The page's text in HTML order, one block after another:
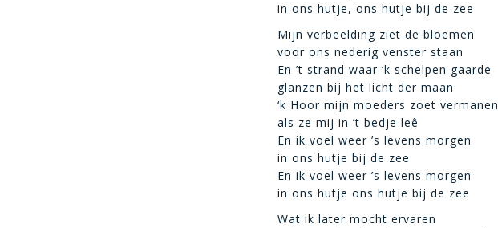
in ons hutje, ons hutje bij de zee
Mijn verbeelding ziet de bloemen
voor ons nederig venster staan
En ’t strand waar ‘k schelpen gaarde
glanzen bij het licht der maan
‘k Hoor mijn moeders zoet vermanen
als ze mij in ’t bedje leê
En ik voel weer ’s levens morgen
in ons hutje bij de zee
En ik voel weer ’s levens morgen
in ons hutje ons hutje bij de zee
Wat ik later mocht ervaren